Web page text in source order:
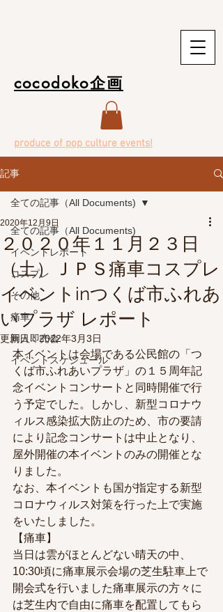
cocodoko企画
produce of pop culture events!
記事
全ての記事（All Documents)
イベントレポート
コスプレ
その他
痛車
同人即売会
イベントスケジュール
全ての記事（All Documents)
２０２０年１１月２３日
（土）ＪＰＳ痛車コスプレ
イベントinつくば市ふれあ
いプラザ レポート
2020年12月9日
更新日：2022年3月3日
本イベントは会場である公民館の「つ
くば市ふれあいプラザ」の１５周年記
念イベントコンサートと同時開催で行
う予定でした。しかし、新型コロナウ
ィルス感染拡大防止のため、市の要請
により記念コンサートは中止となり、
屋外開催の本イベントのみの開催とな
りました。
なお、本イベントも国が指定する新型
コロナウィルス対策を行った上で実施
をいたしました。
【痛車】
当日は雲がほとんどない晴天の中、
10:30頃に痛車展示会場の芝生駐車上で
開会式を行いました痛車展示の方々に
は芝生内で自由に痛車を配置してもら